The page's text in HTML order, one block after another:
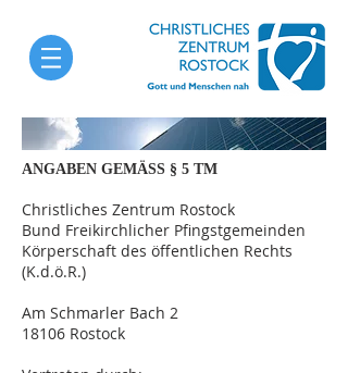
ANGABEN GEMÄSS § 5 TM
Christliches Zentrum Rostock
Bund Freikirchlicher Pfingstgemeinden
Körperschaft des öffentlichen Rechts
(K.d.ö.R.)
Am Schmarler Bach 2
18106 Rostock